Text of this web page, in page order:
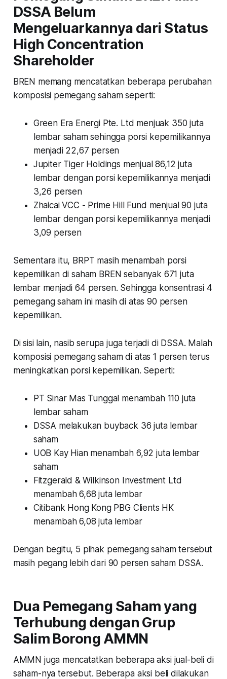
DSSA Belum
Mengeluarkannya dari Status
High Concentration
Shareholder
BREN memang mencatatkan beberapa perubahan
komposisi pemegang saham seperti:
Green Era Energi Pte. Ltd menjuak 350 juta
lembar saham sehingga porsi kepemilikannya
menjadi 22,67 persen
Jupiter Tiger Holdings menjual 86,12 juta
lembar dengan porsi kepemilikannya menjadi
3,26 persen
Zhaicai VCC - Prime Hill Fund menjual 90 juta
lembar dengan porsi kepemilikannya menjadi
3,09 persen
Sementara itu, BRPT masih menambah porsi
kepemilikan di saham BREN sebanyak 671 juta
lembar menjadi 64 persen. Sehingga konsentrasi 4
pemegang saham ini masih di atas 90 persen
kepemilikan.
Di sisi lain, nasib serupa juga terjadi di DSSA. Malah
komposisi pemegang saham di atas 1 persen terus
meningkatkan porsi kepemilikan. Seperti:
PT Sinar Mas Tunggal menambah 110 juta
lembar saham
DSSA melakukan buyback 36 juta lembar
saham
UOB Kay Hian menambah 6,92 juta lembar
saham
Fitzgerald & Wilkinson Investment Ltd
menambah 6,68 juta lembar
Citibank Hong Kong PBG Clients HK
menambah 6,08 juta lembar
Dengan begitu, 5 pihak pemegang saham tersebut
masih pegang lebih dari 90 persen saham DSSA.
Dua Pemegang Saham yang
Terhubung dengan Grup
Salim Borong AMMN
AMMN juga mencatatkan beberapa aksi jual-beli di
saham-nya tersebut. Beberapa aksi beli dilakukan